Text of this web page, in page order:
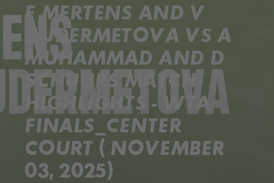
E MERTENS AND V
KUDERMETOVA VS A
MUHAMMAD AND D
SCHUURS MATCH
HIGHLIGHTS - WTA
FINALS_CENTER
COURT ( NOVEMBER
03, 2025)